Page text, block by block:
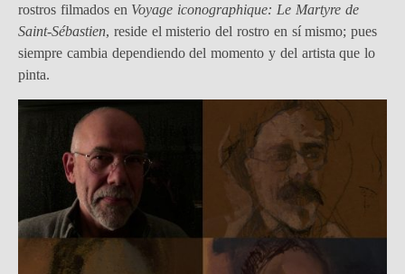
rostros filmados en Voyage iconographique: Le Martyre de
Saint-Sébastien, reside el misterio del rostro en sí mismo; pues
siempre cambia dependiendo del momento y del artista que lo
pinta.